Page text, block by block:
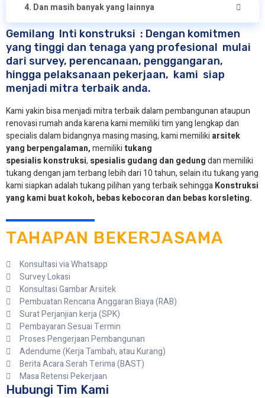
4. Dan masih banyak yang lainnya
Gemilang Inti konstruksi : Dengan komitmen
yang tinggi dan tenaga yang profesional mulai
dari survey, perencanaan, penggangaran,
hingga pelaksanaan pekerjaan, kami siap
menjadi mitra terbaik anda.
Kami yakin bisa menjadi mitra terbaik dalam pembangunan ataupun
renovasi rumah anda karena kami memiliki tim yang lengkap dan
specialis dalam bidangnya masing masing, kami memiliki arsitek
yang berpengalaman,memiliki tukang
spesialiskonstruksi, spesialis gudang dan gedungdan memiliki
tukang dengan jam terbang lebih dari 10 tahun, selain itu tukang yang
kami siapkan adalah tukang pilihan yang terbaik sehinggaKonstruksi
yang kami buat kokoh, bebas kebocoran dan bebas korsleting.
TAHAPAN BEKERJASAMA
Konsultasi via Whatsapp
Survey Lokasi
Konsultasi Gambar Arsitek
Pembuatan Rencana Anggaran Biaya (RAB)
Surat Perjanjian kerja (SPK)
Pembayaran Sesuai Termin
Proses Pengerjaan Pembangunan
Adendume (Kerja Tambah, atau Kurang)
Berita Acara Serah Terima (BAST)
Masa Retensi Pekerjaan
Hubungi Tim Kami